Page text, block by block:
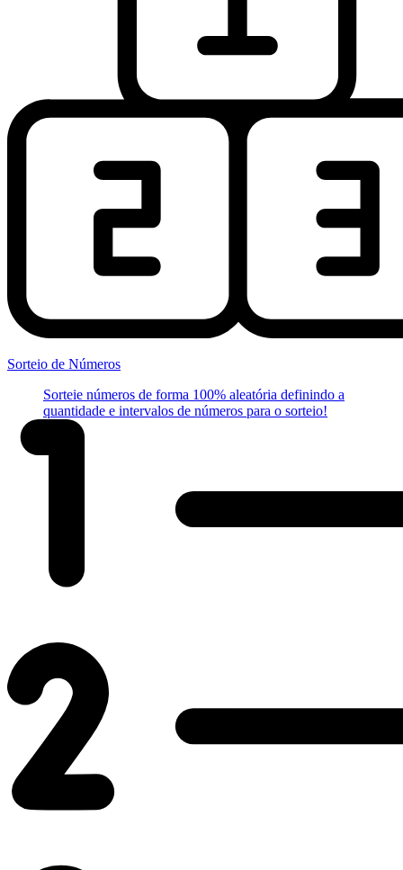
Sorteio de Números
Sorteie números de forma 100% aleatória definindo a
quantidade e intervalos de números para o sorteio!